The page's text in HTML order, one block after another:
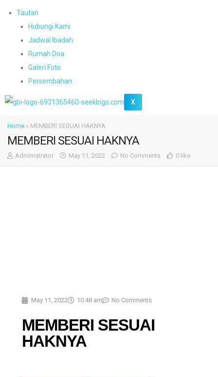
Tautan
Hubungi Kami
Jadwal Ibadah
Rumah Doa
Galeri Foto
Persembahan
X
Home » MEMBERI SESUAI HAKNYA
MEMBERI SESUAI HAKNYA
Administrator May 11, 2022 No Comments 0 like
May 11, 2022 10:48 am No Comments
MEMBERI SESUAI
HAKNYA